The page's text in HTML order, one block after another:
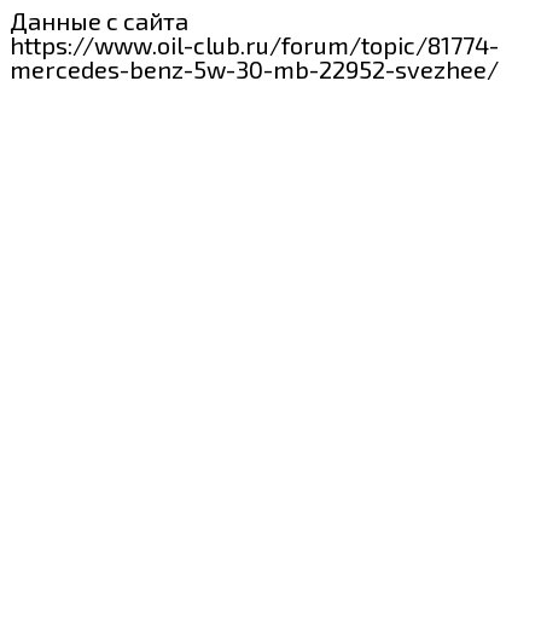
Данные с сайта
https://www.oil-club.ru/forum/topic/81774-
mercedes-benz-5w-30-mb-22952-svezhee/